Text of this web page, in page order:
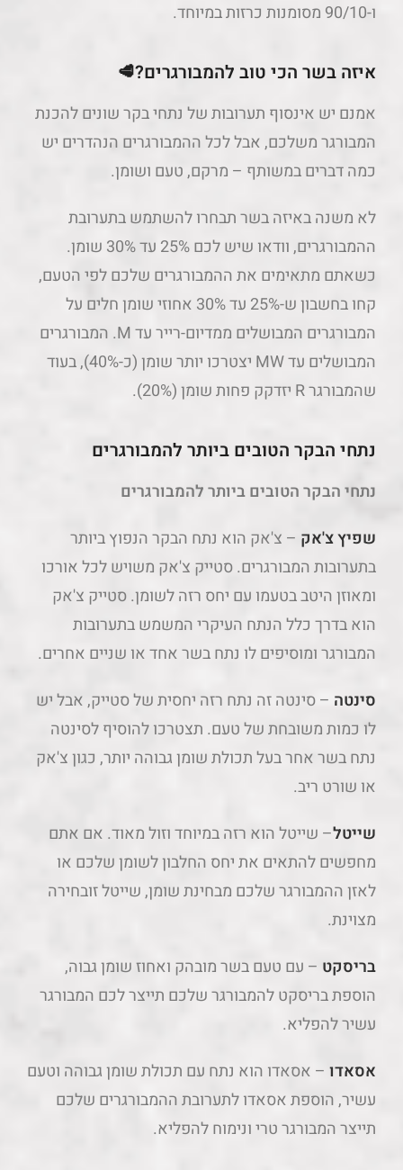
ו-90/10 מסומנות כרזות במיוחד.
איזה בשר הכי טוב להמבורגרים?🥩
אמנם יש אינסוף תערובות של נתחי בקר שונים להכנת
המבורגר משלכם, אבל לכל ההמבורגרים הנהדרים יש
כמה דברים במשותף – מרקם, טעם ושומן.
לא משנה באיזה בשר תבחרו להשתמש בתערובת
ההמבורגרים, וודאו שיש לכם 25% עד 30% שומן.
כשאתם מתאימים את ההמבורגרים שלכם לפי הטעם,
קחו בחשבון ש-25% עד 30% אחוזי שומן חלים על
המבורגרים המבושלים ממדיום-רייר עד M. המבורגרים
המבושלים עד MW יצטרכו יותר שומן (כ-40%), בעוד
שהמבורגר R יזדקק פחות שומן (20%).
נתחי הבקר הטובים ביותר להמבורגרים
נתחי הבקר הטובים ביותר להמבורגרים
שפיץ צ'אק – צ'אק הוא נתח הבקר הנפוץ ביותר
בתערובות המבורגרים. סטייק צ'אק משויש לכל אורכו
ומאוזן היטב בטעמו עם יחס רזה לשומן. סטייק צ'אק
הוא בדרך כלל הנתח העיקרי המשמש בתערובות
המבורגר ומוסיפים לו נתח בשר אחד או שניים אחרים.
סינטה – סינטה זה נתח רזה יחסית של סטייק, אבל יש
לו כמות משובחת של טעם. תצטרכו להוסיף לסינטה
נתח בשר אחר בעל תכולת שומן גבוהה יותר, כגון צ'אק
או שורט ריב.
שייטל– שייטל הוא רזה במיוחד וזול מאוד. אם אתם
מחפשים להתאים את יחס החלבון לשומן שלכם או
לאזן ההמבורגר שלכם מבחינת שומן, שייטל זובחירה
מצוינת.
בריסקט – עם טעם בשר מובהק ואחוז שומן גבוה,
הוספת בריסקט להמבורגר שלכם תייצר לכם המבורגר
עשיר להפליא.
אסאדו – אסאדו הוא נתח עם תכולת שומן גבוהה וטעם
עשיר, הוספת אסאדו לתערובת ההמבורגרים שלכם
תייצר המבורגר טרי ונימוח להפליא.